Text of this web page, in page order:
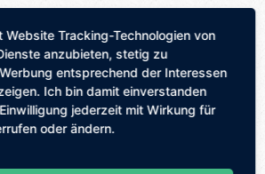
Wir haben
wieder
Plätze
für unser
Website Tracking-Technologien von
anzubieten, stetig zu
entsprechend der Interessen
Ich bin damit einverstanden
jederzeit mit Wirkung für
oder ändern.